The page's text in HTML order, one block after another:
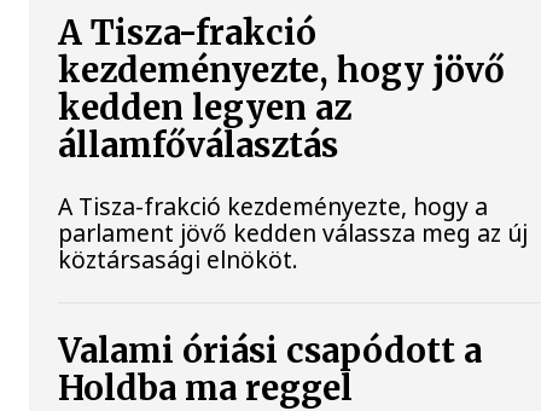
A Tisza-frakció
kezdeményezte, hogy jövő
kedden legyen az
államfőválasztás
A Tisza-frakció kezdeményezte, hogy a
parlament jövő kedden válassza meg az új
köztársasági elnököt.
Valami óriási csapódott a
Holdba ma reggel